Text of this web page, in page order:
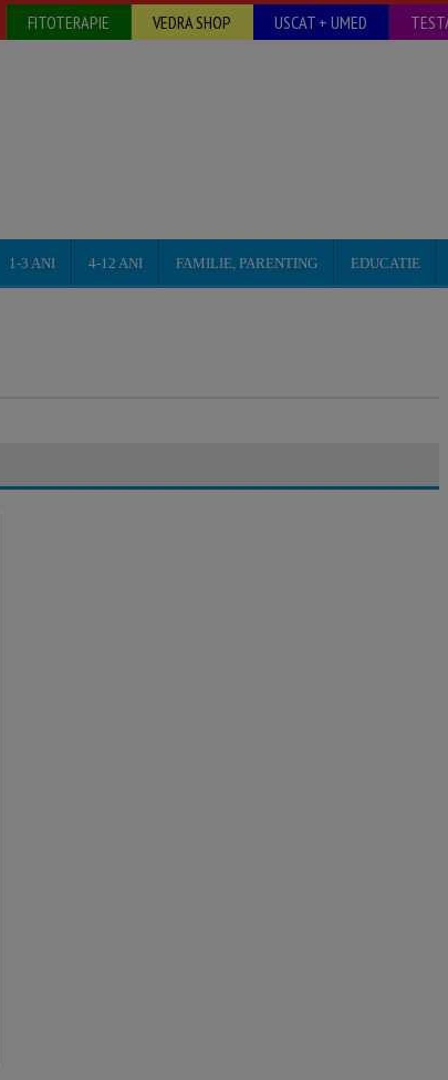
FITOTERAPIE VEDRA SHOP USCAT + UMED
1-3 ANI 4-12 ANI FAMILIE, PARENTING EDUCATIE